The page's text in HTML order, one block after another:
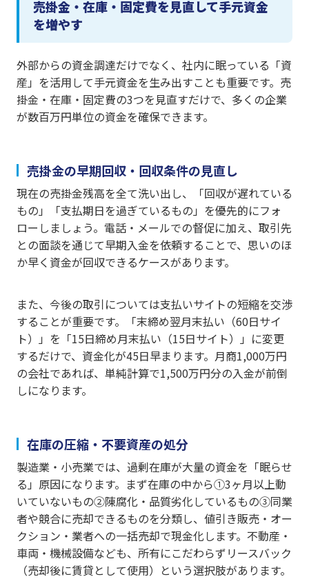
売掛金・在庫・固定費を見直して手元資金
を増やす
外部からの資金調達だけでなく、社内に眠っている「資
産」を活用して手元資金を生み出すことも重要です。売
掛金・在庫・固定費の3つを見直すだけで、多くの企業
が数百万円単位の資金を確保できます。
売掛金の早期回収・回収条件の見直し
現在の売掛金残高を全て洗い出し、「回収が遅れている
もの」「支払期日を過ぎているもの」を優先的にフォ
ローしましょう。電話・メールでの督促に加え、取引先
との面談を通じて早期入金を依頼することで、思いのほ
か早く資金が回収できるケースがあります。
また、今後の取引については支払いサイトの短縮を交渉
することが重要です。「末締め翌月末払い（60日サイ
ト）」を「15日締め月末払い（15日サイト）」に変更
するだけで、資金化が45日早まります。月商1,000万円
の会社であれば、単純計算で1,500万円分の入金が前倒
しになります。
在庫の圧縮・不要資産の処分
製造業・小売業では、過剰在庫が大量の資金を「眠らせ
る」原因になります。まず在庫の中から①3ヶ月以上動
いていないもの②陳腐化・品質劣化しているもの③同業
者や競合に売却できるものを分類し、値引き販売・オー
クション・業者への一括売却で現金化します。不動産・
車両・機械設備なども、所有にこだわらずリースバック
（売却後に賃貸として使用）という選択肢があります。